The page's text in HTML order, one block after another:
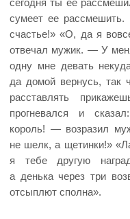
сегодня ты ее
сумеет ее рассмешить.
счастье!» «О, да я
отвечал мужик. — У
одну мне девать
да домой вернусь, так
расставлять
прогневался и
король! — возразил
не шелк, а щетинки!»
я тебе другую
а денька через три
отсыплют сполна».